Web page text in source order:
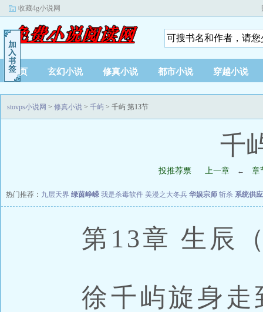
收藏4g小说网
首页 玄幻小说 修真小说 都市小说 穿越小说
stovps小说网 > 修真小说 > 千屿 > 千屿 第13节
千
投推荐票 上一章 ← 章
热门推荐： 九层天界 绿茵峥嵘 我是杀毒软件 美漫之大冬兵 华娱宗师 斩杀 系统供
第13章 生辰
徐千屿旋身走